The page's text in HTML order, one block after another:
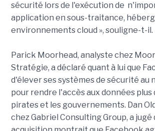
sécurité lors de l'exécution de
application en sous-traitance,
environnements cloud », souligne-t-il.
Parick Moorhead, analyste chez
Stratégie, a déclaré quant à lui que
d'élever ses systèmes de sécurité au
pour rendre l'accès aux données plus
pirates et les gouvernements. Dan
chez Gabriel Consulting Group, a